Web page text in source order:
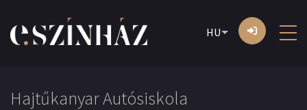
HU
Hajtűkanyar Autósiskola